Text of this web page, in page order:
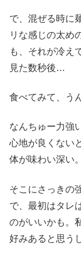
で、混ぜる時に
リな感じの太め
も、それが冷え
見た数秒後…
食べてみて、う
なんちゅー力強
心地が良くない
体が味わい深い。
そこにさっきの
で、最初はタレ
のがいいかも。
好みあると思う